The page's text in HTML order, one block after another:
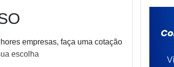
empresas, faça uma cotação
escolha